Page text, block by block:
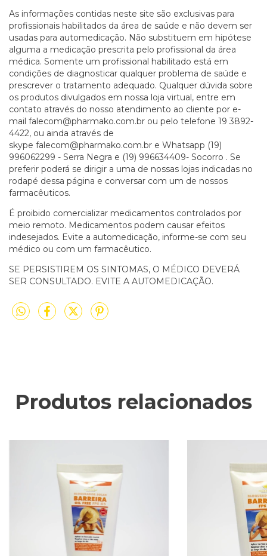
As informações contidas neste site são exclusivas para
profissionais habilitados da área de saúde e não devem ser
usadas para automedicação. Não substituem em hipótese
alguma a medicação prescrita pelo profissional da área
médica. Somente um profissional habilitado está em
condições de diagnosticar qualquer problema de saúde e
prescrever o tratamento adequado. Qualquer dúvida sobre
os produtos divulgados em nossa loja virtual, entre em
contato através do nosso atendimento ao cliente por e-
mail falecom@pharmako.com.br ou pelo telefone 19 3892-
4422, ou ainda através de
skype falecom@pharmako.com.br e Whatsapp (19)
996062299 - Serra Negra e (19) 996634409- Socorro . Se
preferir poderá se dirigir a uma de nossas lojas indicadas no
rodapé dessa página e conversar com um de nossos
farmacêuticos.
É proibido comercializar medicamentos controlados por
meio remoto. Medicamentos podem causar efeitos
indesejados. Evite a automedicação, informe-se com seu
médico ou com um farmacêutico.
SE PERSISTIREM OS SINTOMAS, O MÉDICO DEVERÁ
SER CONSULTADO. EVITE A AUTOMEDICAÇÃO.
Produtos relacionados